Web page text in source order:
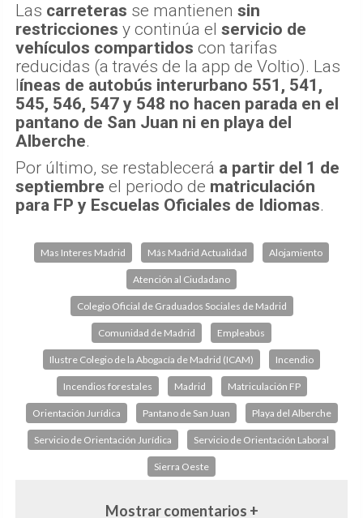
Las carreteras se mantienen sin
restricciones y continúa el servicio de
vehículos compartidos con tarifas
reducidas (a través de la app de Voltio). Las
líneas de autobús interurbano 551, 541,
545, 546, 547 y 548 no hacen parada en el
pantano de San Juan ni en playa del
Alberche.
Por último, se restablecerá a partir del 1 de
septiembre el periodo de matriculación
para FP y Escuelas Oficiales de Idiomas.
Mas Interes Madrid Más Madrid Actualidad Alojamiento
Atención al Ciudadano
Colegio Oficial de Graduados Sociales de Madrid
Comunidad de Madrid Empleabús
Ilustre Colegio de la Abogacía de Madrid (ICAM) Incendio
Incendios forestales Madrid Matriculación FP
Orientación Jurídica Pantano de San Juan Playa del Alberche
Servicio de Orientación Jurídica Servicio de Orientación Laboral
Sierra Oeste
Mostrar comentarios +